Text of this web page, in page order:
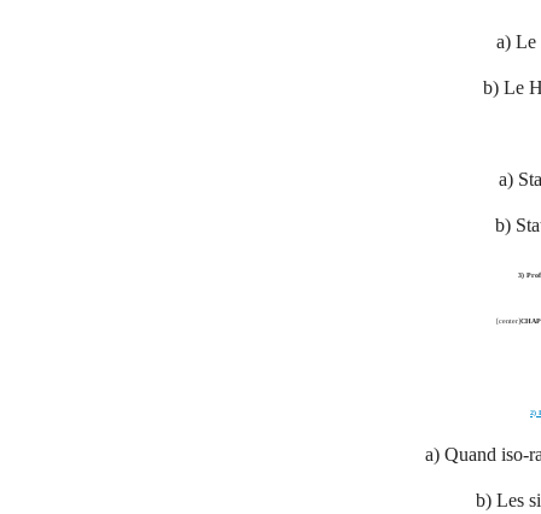
a) Le
b) Le
a)
b)
3)
[center]
2)
a) Quand iso-
b) Les